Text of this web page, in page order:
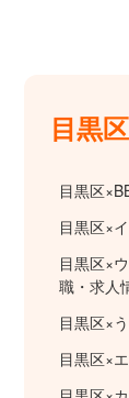
目黒
目黒区
目黒区×
目黒区×
職・求人
目黒区×
目黒区×